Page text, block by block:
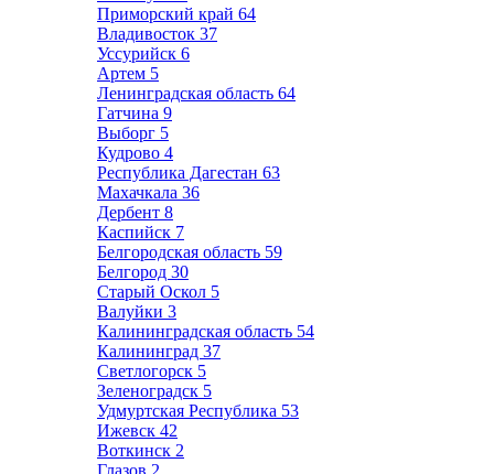
Приморский край 64
Владивосток 37
Уссурийск 6
Артем 5
Ленинградская область 64
Гатчина 9
Выборг 5
Кудрово 4
Республика Дагестан 63
Махачкала 36
Дербент 8
Каспийск 7
Белгородская область 59
Белгород 30
Старый Оскол 5
Валуйки 3
Калининградская область 54
Калининград 37
Светлогорск 5
Зеленоградск 5
Удмуртская Республика 53
Ижевск 42
Воткинск 2
Глазов 2